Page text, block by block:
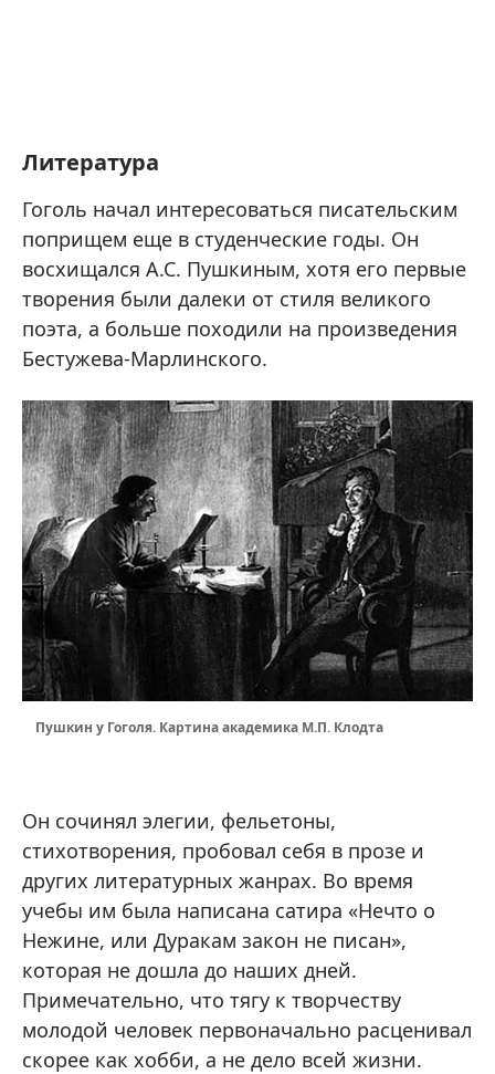
Литература
Гоголь начал интересоваться писательским
поприщем еще в студенческие годы. Он
восхищался А.С. Пушкиным, хотя его первые
творения были далеки от стиля великого
поэта, а больше походили на произведения
Бестужева-Марлинского.
Пушкин у Гоголя. Картина академика М.П. Клодта
Он сочинял элегии, фельетоны,
стихотворения, пробовал себя в прозе и
других литературных жанрах. Во время
учебы им была написана сатира «Нечто о
Нежине, или Дуракам закон не писан»,
которая не дошла до наших дней.
Примечательно, что тягу к творчеству
молодой человек первоначально расценивал
скорее как хобби, а не дело всей жизни.